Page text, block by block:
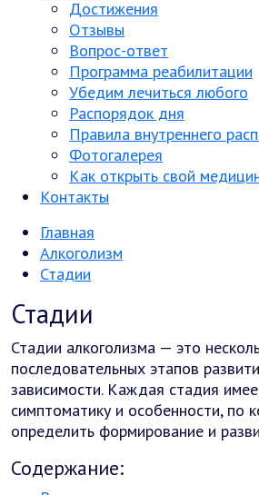
Достижения
Отзывы
Вопрос-ответ
Программа реабилитации
Убедим лечиться любого
Распорядок дня
Правила внутреннего
Фотогалерея
Как открыть свой
Контакты
Главная
Алкоголизм
Стадии
Стадии
Стадии алкоголизма — это
последовательных этапов
зависимости. Каждая стадия
симптоматику и особенности, по
определить формирование и
Содержание: